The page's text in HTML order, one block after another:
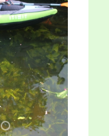
en rietvoorns 4afuut
kattenklimtouw
fifi en
jun2021 zaklv 5